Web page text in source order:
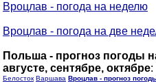
Вроцлав - погода на неделю
Вроцлав - погода на две
Польша - прогноз погоды
августе, сентябре, октябре:
Белосток Варшава Вроцлав - прогноз